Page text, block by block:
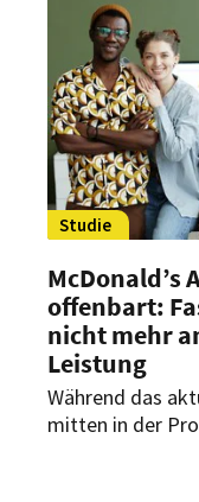
Studie
McDonald’s
offenbart:
nicht mehr
Leistung
Während das
mitten in der